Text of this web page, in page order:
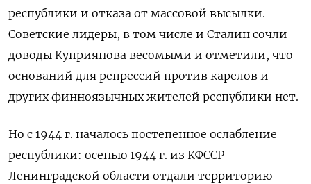
республики и отказа от массовой высылки.
Советские лидеры, в том числе и Сталин сочли
доводы Куприянова весомыми и отметили, что
оснований для репрессий против карелов и
других финноязычных жителей республики нет.
Но с 1944 г. началось постепенное ослабление
республики: осенью 1944 г. из КФССР
Ленинградской области отдали территорию